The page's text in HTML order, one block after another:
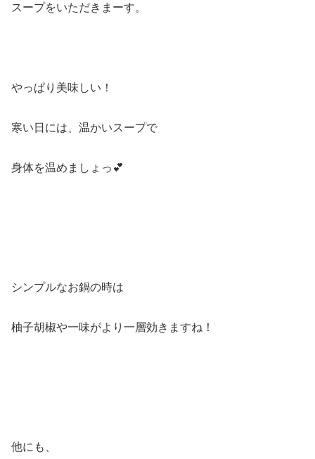
スープをいただきまーす。
やっぱり美味しい！
寒い日には、温かいスープで
身体を温めましょっ💕
シンプルなお鍋の時は
柚子胡椒や一味がより一層効きますね！
他にも、